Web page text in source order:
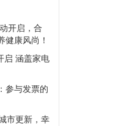
开启，合
健康风尚！
启 涵盖家电
参与发票的
市更新，幸